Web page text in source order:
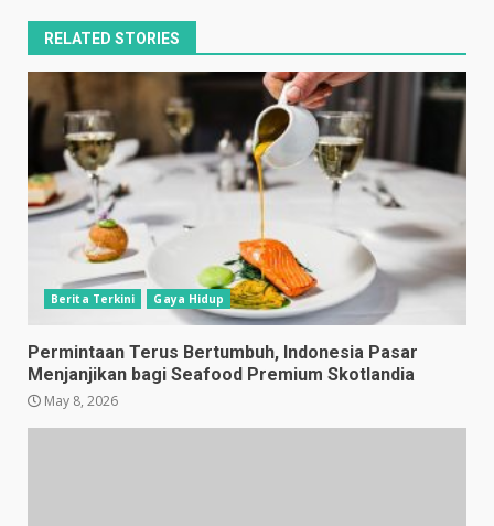
RELATED STORIES
Berita Terkini Gaya Hidup
Permintaan Terus Bertumbuh, Indonesia Pasar
Menjanjikan bagi Seafood Premium Skotlandia
May 8, 2026